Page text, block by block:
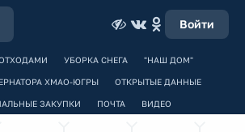
Войти
УБОРКА СНЕГА "НАШ ДОМ"
ХМАО-ЮГРЫ ОТКРЫТЫЕ ДАННЫЕ
ЗАКУПКИ ПОЧТА ВИДЕО